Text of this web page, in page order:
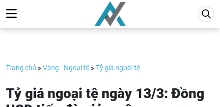
to
content
Trang chủ » Vàng - Ngoại tệ » Tỷ giá ngoài tệ
Tỷ giá ngoại tệ ngày 13/3: Đồng